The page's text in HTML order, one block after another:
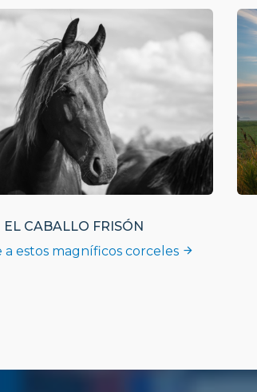
EL CABALLO FRISÓN
a estos magníficos corceles